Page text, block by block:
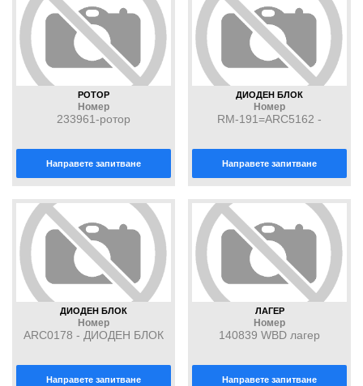
РОТОР
Номер
233961-ротор
Направете запитване
ДИОДЕН БЛОК
Номер
RM-191=ARC5162 -
Направете запитване
ДИОДЕН БЛОК
Номер
ARC0178 - ДИОДЕН БЛОК
Направете запитване
ЛАГЕР
Номер
140839 WBD лагер
Направете запитване